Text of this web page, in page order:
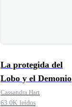
La protegida del
Lobo y el Demonio
Cassandra Hart
63.0K leídos